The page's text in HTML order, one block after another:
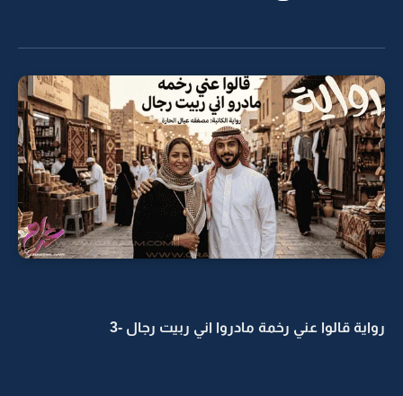
رواية قالوا عني رخمة مادروا اني ربيت رجال -3